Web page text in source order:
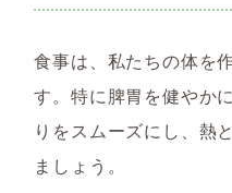
食事は、私たちの体を
す。特に脾胃を健やか
りをスムーズにし、熱
ましょう。